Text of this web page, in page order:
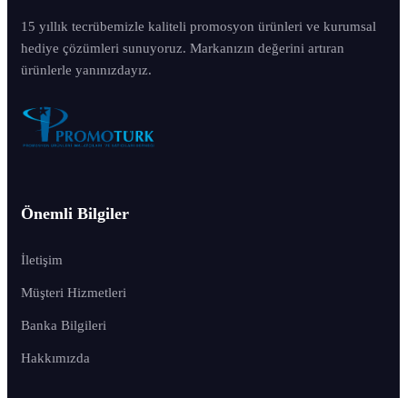
15 yıllık tecrübemizle kaliteli promosyon ürünleri ve kurumsal
hediye çözümleri sunuyoruz. Markanızın değerini artıran
ürünlerle yanınızdayız.
Önemli Bilgiler
İletişim
Müşteri Hizmetleri
Banka Bilgileri
Hakkımızda